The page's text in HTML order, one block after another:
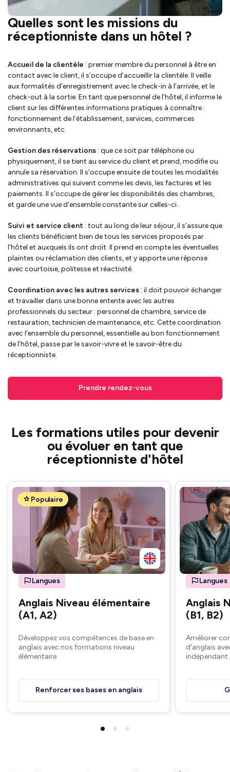
Quelles sont les missions du
réceptionniste dans un hôtel ?
Accueil de la clientèle : premier membre du personnel à être en
contact avec le client, il s’occupe d’accueillir la clientèle. Il veille
aux formalités d’enregistrement avec le check-in à l’arrivée, et le
check-out à la sortie. En tant que personnel de l’hôtel, il informe le
client sur les différentes informations pratiques à connaître :
fonctionnement de l’établissement, services, commerces
environnants, etc.
Gestion des réservations : que ce soit par téléphone ou
physiquement, il se tient au service du client et prend, modifie ou
annule sa réservation. Il s’occupe ensuite de toutes les modalités
administratives qui suivent comme les devis, les factures et les
paiements. Il s’occupe de gérer les disponibilités des chambres,
et garde une vue d’ensemble constante sur celles-ci.
Suivi et service client : tout au long de leur séjour, il s’assure que
les clients bénéficient bien de tous les services proposés par
l’hôtel et auxquels ils ont droit. Il prend en compte les éventuelles
plaintes ou réclamation des clients, et y apporte une réponse
avec courtoisie, politesse et réactivité.
Coordination avec les autres services : il doit pouvoir échanger
et travailler dans une bonne entente avec les autres
professionnels du secteur : personnel de chambre, service de
restauration, technicien de maintenance, etc. Cette coordination
avec l’ensemble du personnel, essentielle au bon fonctionnement
de l’hôtel, passe par le savoir-vivre et le savoir-être du
réceptionniste.
Prendre rendez-vous
Les formations utiles pour devenir
ou évoluer en tant que
réceptionniste d'hôtel
Populaire
Langues
Anglais Niveau élémentaire
(A1, A2)
Développez vos compétences de base en
anglais avec nos formations niveau
élémentaire
Renforcer ses bases en anglais
Langues
Anglais
(B1, B2)
Améliorer
d'anglais
indépendant